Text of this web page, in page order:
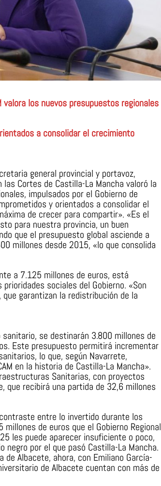
los nuevos presupuestos regionales
a consolidar el crecimiento
general provincial y portavoz,
Cortes de Castilla-La Mancha valoró la
impulsados por el Gobierno de
y orientados a consolidar el
de crecer para compartir». «Es el
para nuestra provincia, un buen
que el presupuesto global asciende a
millones desde 2015, «lo que consolida
a 7.125 millones de euros, está
sociales del Gobierno. «Son
garantizan la redistribución de la
sanitario, se destinarán 3.800 millones de
Este presupuesto permitirá incrementar
lo que, según Navarrete,
en la historia de Castilla-La Mancha».
Sanitarias, con proyectos
que recibirá una partida de 32,6 millones
entre lo invertido durante los
de euros que el Gobierno Regional
les puede aparecer insuficiente o poco,
por el que pasó Castilla-La Mancha.
Albacete, ahora, con Emiliano García-
de Albacete cuentan con más de